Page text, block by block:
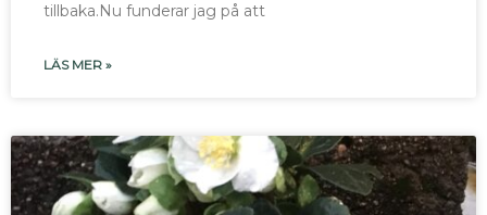
tillbaka.Nu funderar jag på att
LÄS MER »